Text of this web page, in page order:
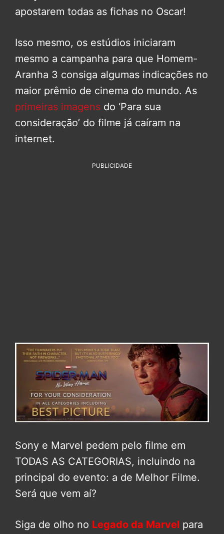
apostarem todas as fichas no Oscar!
Isso mesmo, os estúdios iniciaram
mesmo a campanha para que Homem-
Aranha 3 consiga algumas indicações no
maior prêmio de cinema do mundo. As
primeiras imagens do ‘Para sua
consideração’ do filme já caíram na
internet.
PUBLICIDADE
Sony e Marvel pedem pelo filme em
TODAS AS CATEGORIAS, incluindo na
principal do evento: a de Melhor Filme.
Será que vem aí?
Siga de olho no Legado da Marvel para